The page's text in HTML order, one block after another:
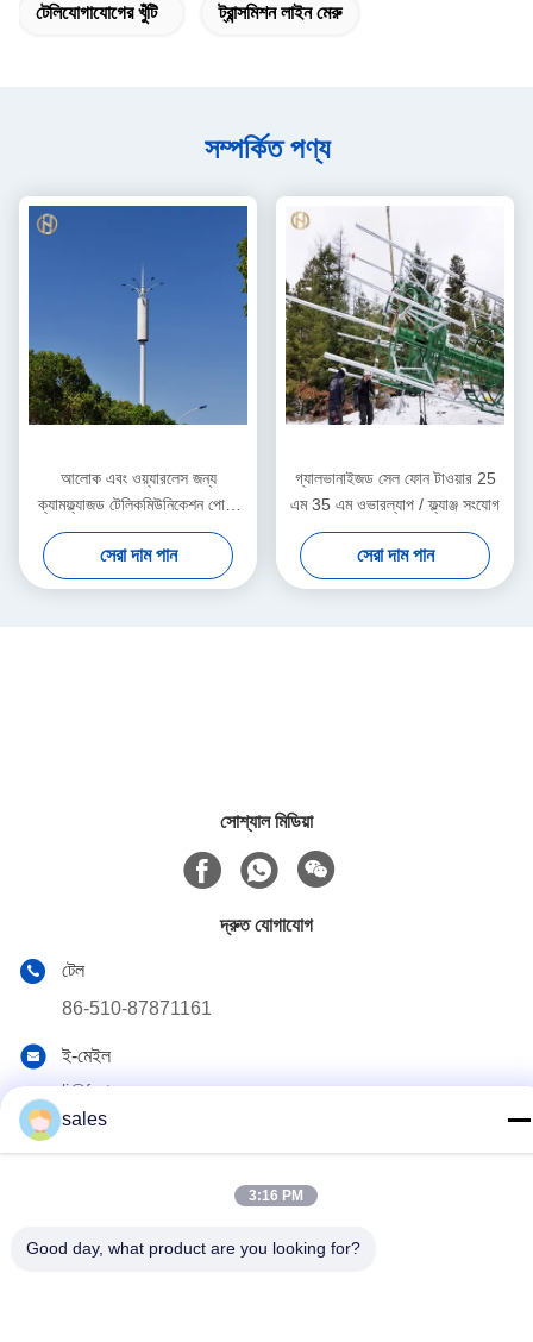
টেলিযোগাযোগের খুঁটি ট্রান্সমিশন লাইন মেরু
সম্পর্কিত পণ্য
আলোক এবং ওয়্যারলেস জন্য
ক্যামফ্ল্যাজড টেলিকমিউনিকেশন পোস্ট
30 এম 35 এম 40 এম
সেরা দাম পান
গ্যালভানাইজড সেল ফোন টাওয়ার 25
এম 35 এম ওভারল্যাপ / ফ্ল্যাঞ্জ সংযোগ
সেরা দাম পান
সোশ্যাল মিডিয়া
দ্রুত যোগাযোগ
টেল
86-510-87871161
ই-মেইল
li@fu-tao.com
ঠিকানা
গোপনীয়তা নীতি |সাইট ম্যাপ
sales
3:16 PM
Good day, what product are you looking for?